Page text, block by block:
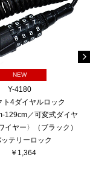
NEW
Y-4180
ト4ダイヤルロック
129cm／可変式ダイヤ
イヤー〉（ブラック）
テリーロック
￥1,364